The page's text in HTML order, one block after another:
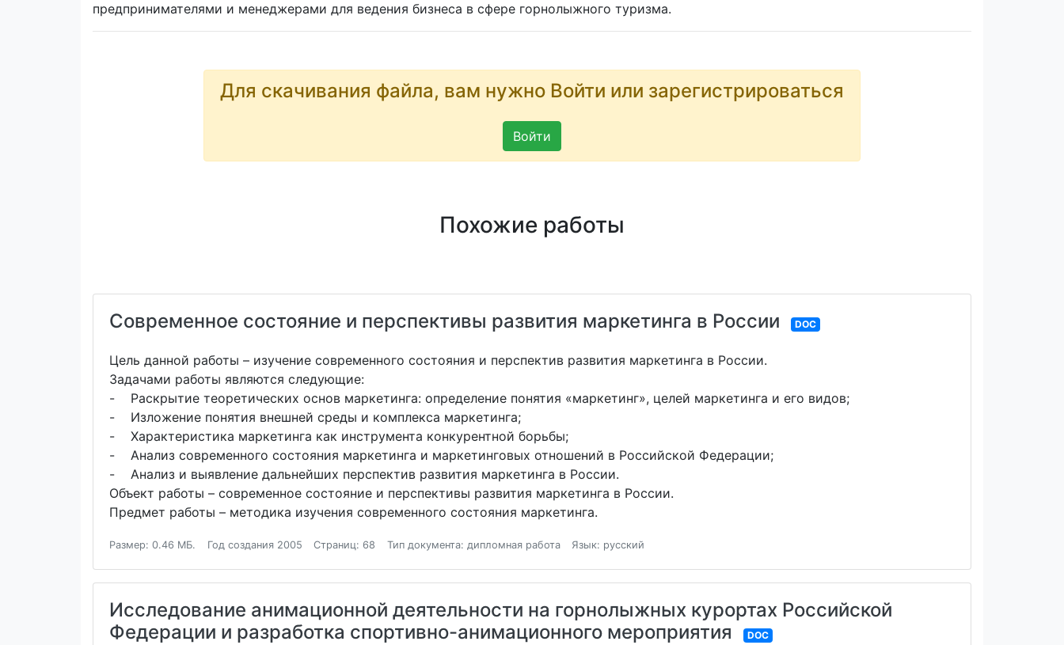
предпринимателями и менеджерами для ведения бизнеса в сфере горнолыжного туризма.
Для скачивания файла, вам нужно Войти или зарегистрироваться
Войти
Похожие работы
Современное состояние и перспективы развития маркетинга в России DOC
Цель данной работы – изучение современного состояния и перспектив развития маркетинга в России.
Задачами работы являются следующие:
- Раскрытие теоретических основ маркетинга: определение понятия «маркетинг», целей маркетинга и его видов;
- Изложение понятия внешней среды и комплекса маркетинга;
- Характеристика маркетинга как инструмента конкурентной борьбы;
- Анализ современного состояния маркетинга и маркетинговых отношений в Российской Федерации;
- Анализ и выявление дальнейших перспектив развития маркетинга в России.
Объект работы – современное состояние и перспективы развития маркетинга в России.
Предмет работы – методика изучения современного состояния маркетинга.
Размер: 0.46 МБ. Год создания 2005 Страниц: 68 Тип документа: дипломная работа Язык: русский
Исследование анимационной деятельности на горнолыжных курортах Российской
Федерации и разработка спортивно-анимационного мероприятия
DOC